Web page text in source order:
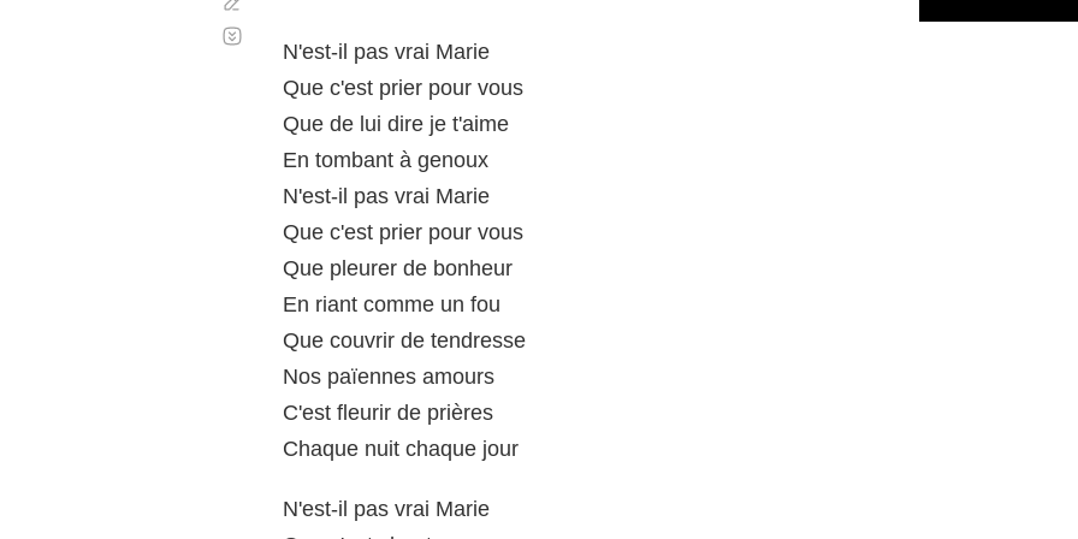
N'est-il pas vrai Marie
Que c'est prier pour vous
Que de lui dire je t'aime
En tombant à genoux
N'est-il pas vrai Marie
Que c'est prier pour vous
Que pleurer de bonheur
En riant comme un fou
Que couvrir de tendresse
Nos païennes amours
C'est fleurir de prières
Chaque nuit chaque jour
N'est-il pas vrai Marie
automático